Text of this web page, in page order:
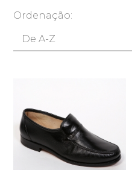
Ordenação: